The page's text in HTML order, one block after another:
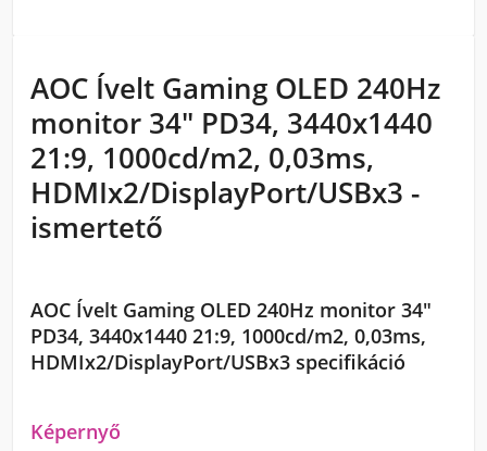
AOC Ívelt Gaming OLED 240Hz
monitor 34" PD34, 3440x1440
21:9, 1000cd/m2, 0,03ms,
HDMIx2/DisplayPort/USBx3 -
ismertető
AOC Ívelt Gaming OLED 240Hz monitor 34"
PD34, 3440x1440 21:9, 1000cd/m2, 0,03ms,
HDMIx2/DisplayPort/USBx3 specifikáció
Képernyő